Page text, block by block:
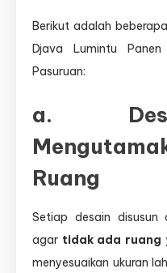
Berikut adalah
Djava Lumintu
Pasuruan:
a.
Ruang
Setiap desain disusun
agar tidak ada ruang
menyesuaikan ukuran